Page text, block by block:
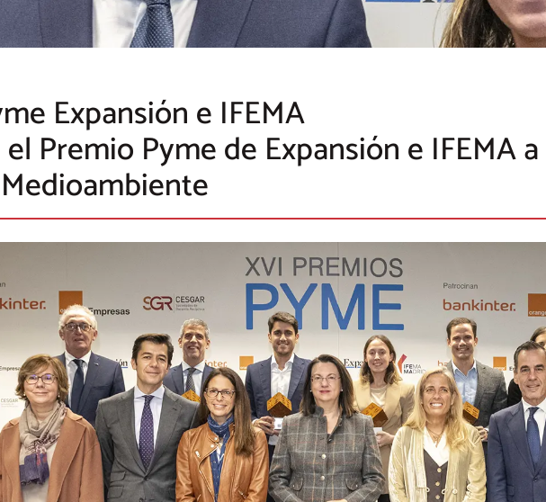
Expansión e IFEMA
Premio Pyme de Expansión e IFEMA